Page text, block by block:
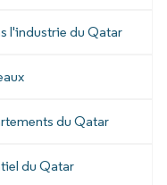
l'industrie du Qatar
du Qatar
du Qatar